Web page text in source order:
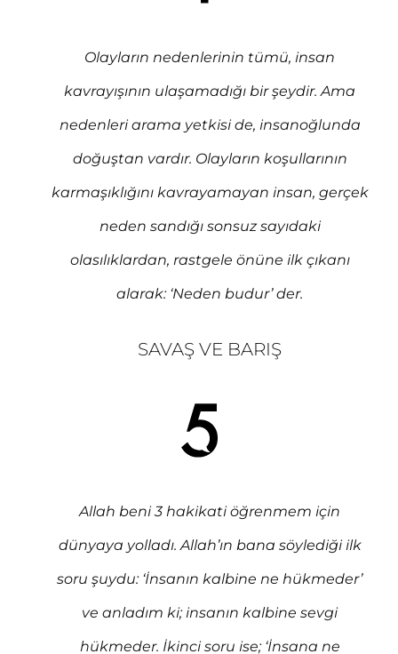
Olayların nedenlerinin tümü, insan
kavrayışının ulaşamadığı bir şeydir. Ama
nedenleri arama yetkisi de, insanoğlunda
doğuştan vardır. Olayların koşullarının
karmaşıklığını kavrayamayan insan, gerçek
neden sandığı sonsuz sayıdaki
olasılıklardan, rastgele önüne ilk çıkanı
alarak: ‘Neden budur’ der.
SAVAŞ VE BARIŞ
Allah beni 3 hakikati öğrenmem için
dünyaya yolladı. Allah’ın bana söylediği ilk
soru şuydu: ‘İnsanın kalbine ne hükmeder’
ve anladım ki; insanın kalbine sevgi
hükmeder. İkinci soru ise; ‘İnsana ne